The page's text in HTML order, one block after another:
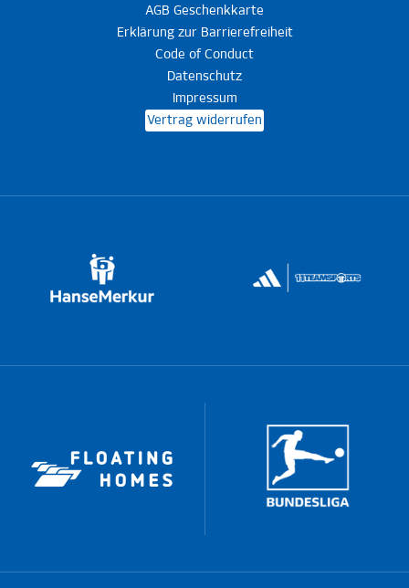
AGB Geschenkkarte
Erklärung zur Barrierefreiheit
Code of Conduct
Datenschutz
Impressum
Vertrag widerrufen